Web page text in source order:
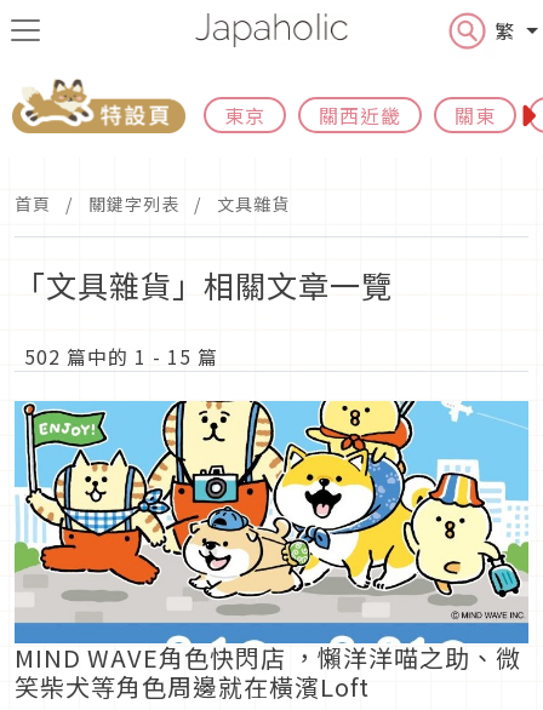
繁
東京 關西近畿 關東
首頁 關鍵字列表 文具雜貨
「文具雜貨」相關文章一覽
502 篇中的 1 - 15 篇
MIND WAVE角色快閃店 ，懶洋洋喵之助、微
笑柴犬等角色周邊就在橫濱Loft